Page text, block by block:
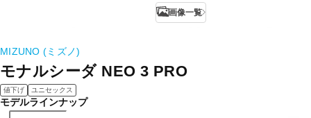
画像一覧
MIZUNO (ミズノ)
モナルシーダ NEO 3 PRO
値下げ ユニセックス
モデルラインナップ